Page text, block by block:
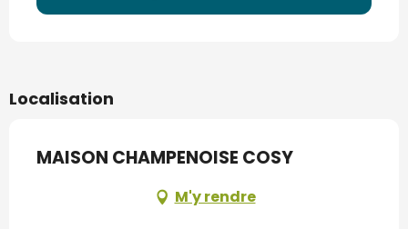
Localisation
MAISON CHAMPENOISE COSY
M'y rendre